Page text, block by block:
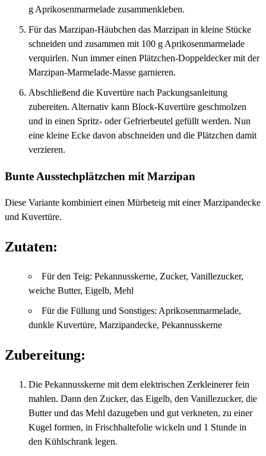
g Aprikosenmarmelade zusammenkleben.
Für das Marzipan-Häubchen das Marzipan in kleine Stücke
schneiden und zusammen mit 100 g Aprikosenmarmelade
verquirlen. Nun immer einen Plätzchen-Doppeldecker mit der
Marzipan-Marmelade-Masse garnieren.
Abschließend die Kuvertüre nach Packungsanleitung
zubereiten. Alternativ kann Block-Kuvertüre geschmolzen
und in einen Spritz- oder Gefrierbeutel gefüllt werden. Nun
eine kleine Ecke davon abschneiden und die Plätzchen damit
verzieren.
Bunte Ausstechplätzchen mit Marzipan
Diese Variante kombiniert einen Mürbeteig mit einer Marzipandecke
und Kuvertüre.
Zutaten:
Für den Teig: Pekannusskerne, Zucker, Vanillezucker,
weiche Butter, Eigelb, Mehl
Für die Füllung und Sonstiges: Aprikosenmarmelade,
dunkle Kuvertüre, Marzipandecke, Pekannusskerne
Zubereitung:
Die Pekannusskerne mit dem elektrischen Zerkleinerer fein
mahlen. Dann den Zucker, das Eigelb, den Vanillezucker, die
Butter und das Mehl dazugeben und gut verkneten, zu einer
Kugel formen, in Frischhaltefolie wickeln und 1 Stunde in
den Kühlschrank legen.